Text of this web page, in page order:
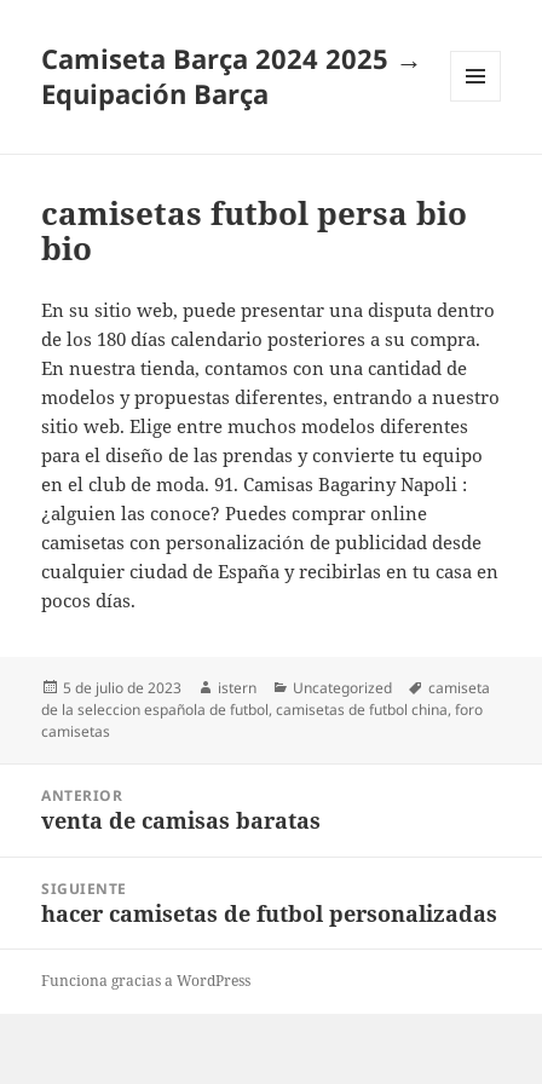
Camiseta Barça 2024 2025 →
Equipación Barça
camisetas futbol persa bio
bio
En su sitio web, puede presentar una disputa dentro
de los 180 días calendario posteriores a su compra.
En nuestra tienda, contamos con una cantidad de
modelos y propuestas diferentes, entrando a nuestro
sitio web. Elige entre muchos modelos diferentes
para el diseño de las prendas y convierte tu equipo
en el club de moda. 91. Camisas Bagariny Napoli :
¿alguien las conoce? Puedes comprar online
camisetas con personalización de publicidad desde
cualquier ciudad de España y recibirlas en tu casa en
pocos días.
Publicado
el
5 de julio de 2023 Autor
istern Categorías
Uncategorized Etiquetas
camiseta
de la seleccion española de futbol,camisetas de futbol china,foro
camisetas
entradas
ANTERIOR
Entrada
venta de camisas baratas
SIGUIENTE
Entrada
hacer camisetas de futbol personalizadas
Funciona gracias a WordPress